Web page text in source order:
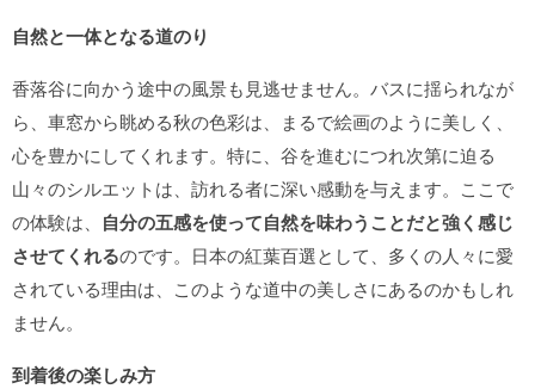
自然と一体となる道のり
香落谷に向かう途中の風景も見逃せません。バスに揺られなが
ら、車窓から眺める秋の色彩は、まるで絵画のように美しく、
心を豊かにしてくれます。特に、谷を進むにつれ次第に迫る
山々のシルエットは、訪れる者に深い感動を与えます。ここで
の体験は、 自分の五感を使って自然を味わうことだと強く感じ
させてくれるのです。日本の紅葉百選として、多くの人々に愛
されている理由は、このような道中の美しさにあるのかもしれ
ません。
到着後の楽しみ方